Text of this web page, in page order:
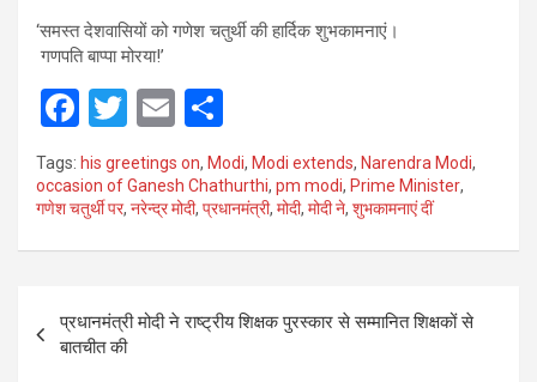
‘समस्त देशवासियों को गणेश चतुर्थी की हार्दिक शुभकामनाएं।
गणपति बाप्पा मोरया!’
F
a
ce
b
o
k
T
wi
tt
er
E
m
ail
h
ar
e
Tags: his greetings on, Modi, Modi extends, Narendra Modi,
occasion of Ganesh Chathurthi, pm modi, Prime Minister,
गणेश चतुर्थी पर, नरेन्द्र मोदी, प्रधानमंत्री, मोदी, मोदी ने, शुभकामनाएं दीं
navigation
प्रधानमंत्री मोदी ने राष्ट्रीय शिक्षक पुरस्कार से सम्मानित शिक्षकों से
बातचीत की